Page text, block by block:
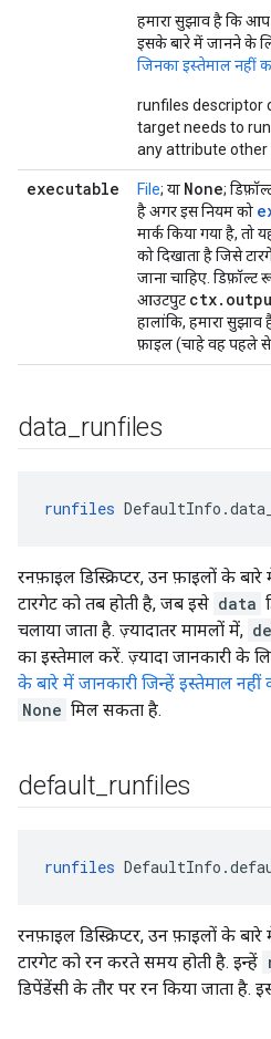
हमारा सुझाव है कि आप
इसके बारे में जानने के
जिनका इस्तेमाल नहीं
runfiles descriptor
target needs to
any attribute other
executable File; या None;
है अगर इस नियम को
मार्क किया गया है, तो
को दिखाता है जिसे
जाना चाहिए.
आउटपुट ctx.
हालांकि, हमारा
फ़ाइल (चाहे वह पहले से
data runfiles
runfiles
रनफ़ाइल डिस्क्रिप्टर, उन फ़ाइलों के
टारगेट को तब होती है, जब इसे data
चलाया जाता है. ज़्यादातर मामलों में,
का इस्तेमाल करें. ज़्यादा जानकारी के
के बारे में जानकारी जिन्हें इस्तेमाल नहीं
None मिल सकता है.
default runfiles
runfiles
रनफ़ाइल डिस्क्रिप्टर, उन फ़ाइलों के
टारगेट को रन करते समय होती है. इन्हें
डिपेंडेंसी के तौर पर रन किया जाता है.